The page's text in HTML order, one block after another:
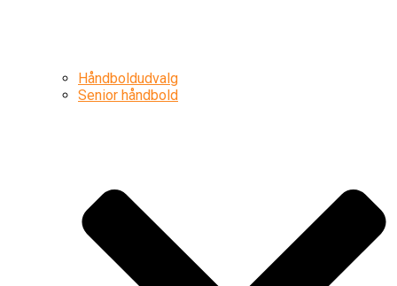
Håndboldudvalg
Senior håndbold